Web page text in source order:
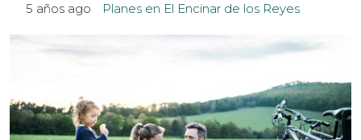
5 años ago Planes en El Encinar de los Reyes